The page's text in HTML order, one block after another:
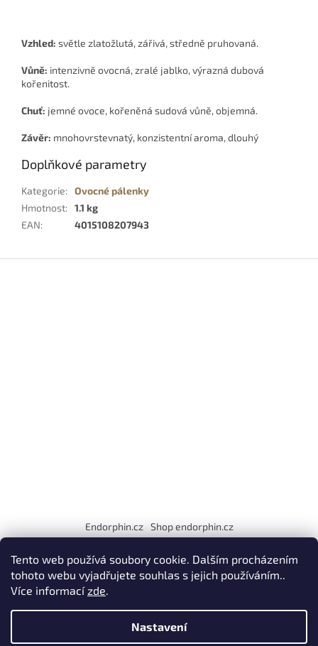
Tento web používá soubory cookie. Dalším procházením
tohoto webu vyjadřujete souhlas s jejich používáním..
Více informacízde.
Nastavení
Vzhled: světle zlatožlutá, zářivá, středně pruhovaná.
Vůně: intenzivně ovocná, zralé jablko, výrazná dubová
kořenitost.
Chuť: jemné ovoce, kořeněná sudová vůně, objemná.
Závěr: mnohovrstevnatý, konzistentní aroma, dlouhý
Doplňkové parametry
Kategorie: Ovocné pálenky
Hmotnost: 1.1 kg
EAN: 4015108207943
Endorphin.cz Shop endorphin.cz
fa fa-facebook